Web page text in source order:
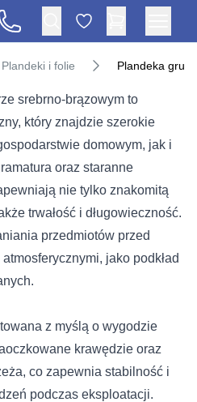
Plandeki i folie Plandeka
srebrno-brązowym to
który znajdzie szerokie
domowym, jak i
oraz staranne
nie tylko znakomitą
trwałość i długowieczność.
przedmiotów przed
jako podkład
z myślą o wygodzie
krawędzie oraz
co zapewnia stabilność i
podczas eksploatacji.